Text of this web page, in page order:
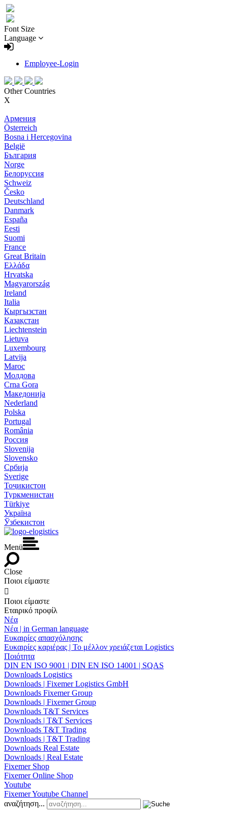
Font Size
Language
Employee-Login
Other Countries
X
Армения
Österreich
Bosna i Hercegovina
België
България
Norge
Белоруссия
Schweiz
Česko
Deutschland
Danmark
España
Eesti
Suomi
France
Great Britain
Ελλάδα
Hrvatska
Magyarország
Ireland
Italia
Кыргызстан
Қазақстан
Liechtenstein
Lietuva
Luxembourg
Latvija
Maroc
Молдова
Crna Gora
Македонија
Nederland
Polska
Portugal
România
Россия
Slovenija
Slovensko
Србија
Sverige
Тоҷикистон
Туркменистан
Türkiye
Україна
Ўзбекистон
Menü
Close
Ποιοι είμαστε

Ποιοι είμαστε
Εταιρικό προφίλ
Νέα
Νέα | in German language
Ευκαιρίες απασχόλησης
Ευκαιρίες καριέρας | Το μέλλον χρειάζεται Logistics
Ποιότητα
DIN EN ISO 9001 | DIN EN ISO 14001 | SQAS
Downloads Logistics
Downloads | Fixemer Logistics GmbH
Downloads Fixemer Group
Downloads | Fixemer Group
Downloads T&T Services
Downloads | T&T Services
Downloads T&T Trading
Downloads | T&T Trading
Downloads Real Estate
Downloads | Real Estate
Fixemer Shop
Fixemer Online Shop
Youtube
Fixemer Youtube Channel
αναζήτηση...